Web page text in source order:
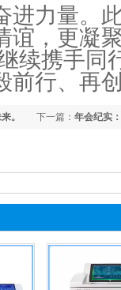
进力量。
谊，更凝
续携手同
前行、再
下一篇： 年会纪实
。